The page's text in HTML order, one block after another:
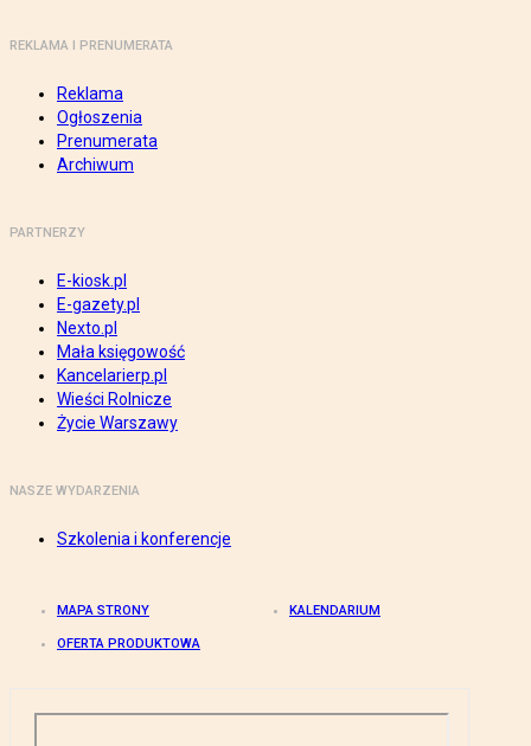
REKLAMA I PRENUMERATA
Reklama
Ogłoszenia
Prenumerata
Archiwum
PARTNERZY
E-kiosk.pl
E-gazety.pl
Nexto.pl
Mała księgowość
Kancelarierp.pl
Wieści Rolnicze
Życie Warszawy
NASZE WYDARZENIA
Szkolenia i konferencje
MAPA STRONY KALENDARIUM
OFERTA PRODUKTOWA